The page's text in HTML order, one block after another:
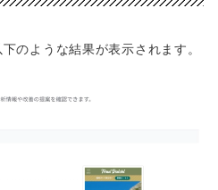
のような結果が表示されます。